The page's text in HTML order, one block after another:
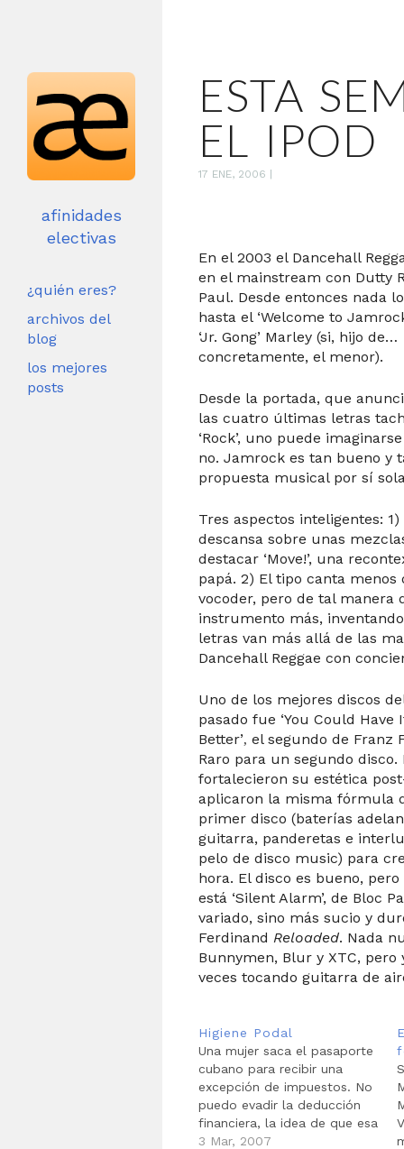
afinidades
electivas
¿quién eres?
archivos del
blog
los mejores
posts
ESTA
EL IPOD
17 ENE, 2006
En el 2003 el Dancehall
en el mainstream con Dutty
Paul. Desde entonces nada
hasta el ‘Welcome to
‘Jr. Gong’ Marley (si, hijo de…
concretamente, el menor).
Desde la portada, que
las cuatro últimas letras
‘Rock’, uno puede
no. Jamrock es tan bueno y
propuesta musical por sí
Tres aspectos inteligentes:
descansa sobre unas
destacar ‘Move!’, una
papá. 2) El tipo canta
vocoder, pero de tal manera
instrumento más,
letras van más allá de las
Dancehall Reggae con
Uno de los mejores discos
pasado fue ‘You Could Have
Better’, el segundo de Franz
Raro para un segundo disco.
fortalecieron su estética
aplicaron la misma fórmula
primer disco (baterías
guitarra, panderetas e
pelo de disco music) para
hora. El disco es bueno,
está ‘Silent Alarm’, de Bloc
variado, sino más sucio y
Ferdinand Reloaded. Nada
Bunnymen, Blur y XTC,
veces tocando guitarra de
Higiene Podal
Una mujer saca el pasaporte
cubano para recibir una
excepción de impuestos. No
puedo evadir la deducción
financiera, la idea de que esa
blusa de 40 dólares la pagué
3 Mar, 2007